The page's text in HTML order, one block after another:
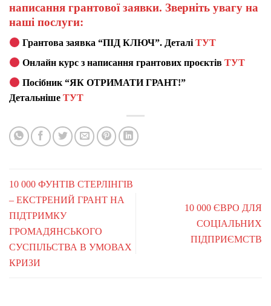
написання грантової заявки. Зверніть увагу на
наші послуги:
Грантова заявка “ПІД КЛЮЧ”. ДеталіТУТ
Онлайн курс з написання грантових проєктівТУТ
Посібник “ЯК ОТРИМАТИ ГРАНТ!”
Детальніше ТУТ
10 000 ФУНТІВ СТЕРЛІНГІВ
– ЕКСТРЕНИЙ ГРАНТ НА
ПІДТРИМКУ
ГРОМАДЯНСЬКОГО
СУСПІЛЬСТВА В УМОВАХ
КРИЗИ
10 000 ЄВРО ДЛЯ
СОЦІАЛЬНИХ
ПІДПРИЄМСТВ